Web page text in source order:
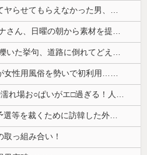
立ちんぼを買うもキモすぎてヤらせてもらえなかった男、代わりの足コキでまさかの大量身寸米青ｗｗｗ
【画像】 サンモニの女子アナさん、日曜の朝から素材を提供してしまう
【悲報】 女さん、歩行者を轢いた挙句、道路に倒れてどえらいことになってしまうw w w w w w w
長身美ボディの保育士さんが女性用風俗を勢いで初利用…子供に絶対見せられないメスの顔でイキまくり。
井上晴美、乳首ヘア○ードや濡れ場お○ぱいがエ□過ぎる！人生最後のラスト写真集、最高！！
韓国のサッカー協会、W杯予選等を裁くために訪韓した外国人審判を「性接待」していた……大して強くもないチームが潤沢な予算を持ってりゃそうなるわな
取っ組み合い！